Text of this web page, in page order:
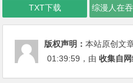
TXT下载
版权声明：本站原创文
01:39:59 ，由收集自